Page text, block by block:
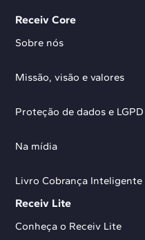
Receiv Core
Sobre nós
Missão, visão e valores
Proteção de dados e LGPD
Na mídia
Livro Cobrança Inteligente
Receiv Lite
Conheça o Receiv Lite